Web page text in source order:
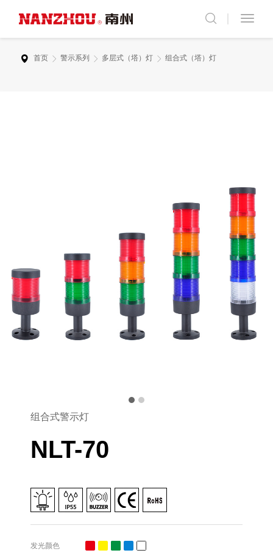
首页 警示系列 多层式（塔）灯 组合式（塔）灯
组合式警示灯
NLT-70
发光颜色